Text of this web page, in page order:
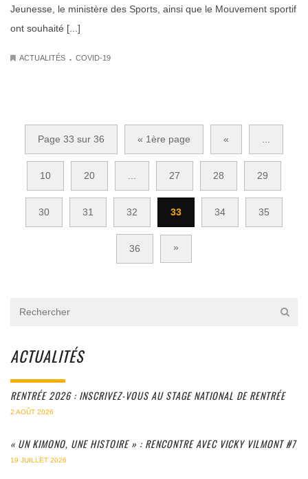
Jeunesse, le ministère des Sports, ainsi que le Mouvement sportif
ont souhaité [...]
ACTUALITÉS . COVID-19
Page 33 sur 36 « 1ère page «
10 20 27 28 29
30 31 32 33 34 35
36 »
ACTUALITÉS
RENTRÉE 2026 : INSCRIVEZ-VOUS AU STAGE NATIONAL DE RENTRÉE
2 AOÛT 2026
« UN KIMONO, UNE HISTOIRE » : RENCONTRE AVEC VICKY VILMONT #7
19 JUILLET 2026